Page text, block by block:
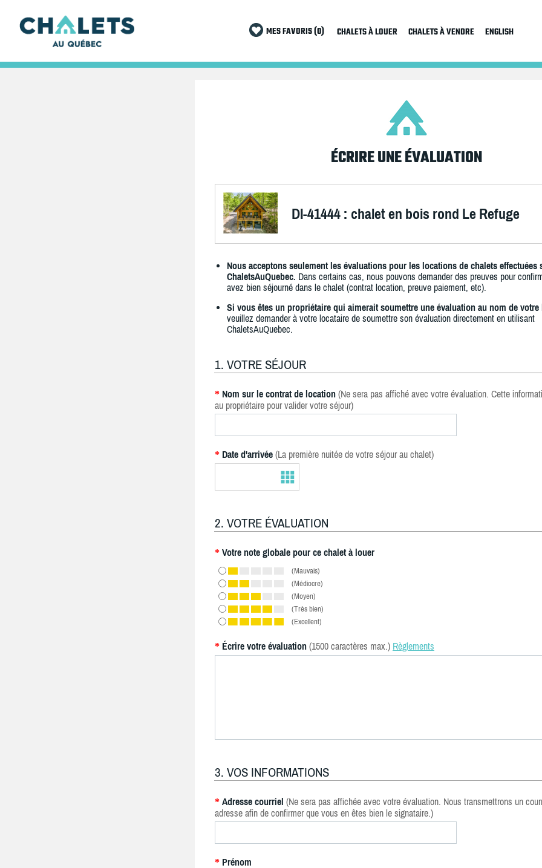
MES FAVORIS (0) CHALETS À LOUER CHALETS À VENDRE ENGLISH
ÉCRIRE UNE ÉVALUATION
DI-41444 : chalet en bois rond Le Refuge
Nous acceptons seulement les évaluations pour les locations de chalets effectuées
ChaletsAuQuebec. Dans certains cas, nous pouvons demander des preuves pour
avez bien séjourné dans le chalet (contrat location, preuve paiement, etc).
Si vous êtes un propriétaire qui aimerait soumettre une évaluation au nom de votre
veuillez demander à votre locataire de soumettre son évaluation directement en utilisant
ChaletsAuQuebec.
1. VOTRE SÉJOUR
* Nom sur le contrat de location (Ne sera pas affiché avec votre évaluation. Cette
au propriétaire pour valider votre séjour)
* Date d'arrivée (La première nuitée de votre séjour au chalet)
2. VOTRE ÉVALUATION
* Votre note globale pour ce chalet à louer
(Mauvais)
(Médiocre)
(Moyen)
(Très bien)
(Excellent)
* Écrire votre évaluation (1500 caractères max.) Règlements
3. VOS INFORMATIONS
* Adresse courriel (Ne sera pas affichée avec votre évaluation. Nous transmettrons un
adresse afin de confirmer que vous en êtes bien le signataire.)
* Prénom